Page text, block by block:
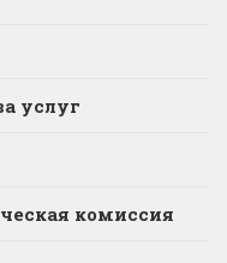
услуг
комиссия